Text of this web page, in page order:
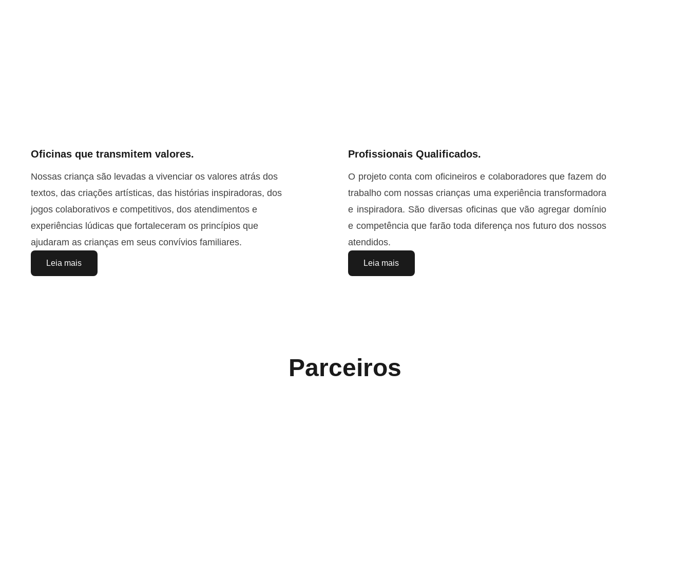
Oficinas que transmitem valores. Profissionais Qualificados.
Nossas criança são levadas a vivenciar os valores atrás dos
textos, das criações artísticas, das histórias inspiradoras, dos
jogos colaborativos e competitivos, dos atendimentos e
experiências lúdicas que fortaleceram os princípios que
ajudaram as crianças em seus convívios familiares.
O projeto conta com oficineiros e colaboradores que fazem do
trabalho com nossas crianças uma experiência transformadora
e inspiradora. São diversas oficinas que vão agregar domínio
e competência que farão toda diferença nos futuro dos nossos
atendidos.
Leia mais Leia mais
Parceiros